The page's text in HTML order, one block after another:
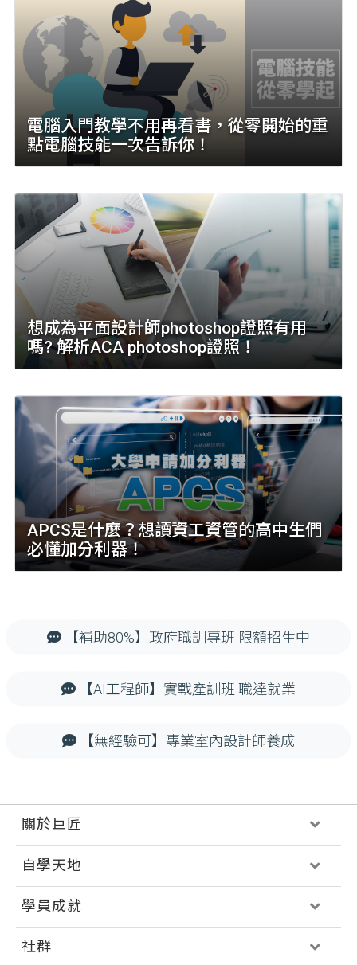
電腦入門教學不用再看書，從零開始的重
點電腦技能一次告訴你！
想成為平面設計師photoshop證照有用
嗎? 解析ACA photoshop證照！
APCS是什麼？想讀資工資管的高中生們
必懂加分利器！
【補助80%】政府職訓專班 限額招生中
【AI工程師】實戰產訓班 職達就業
【無經驗可】專業室內設計師養成
關於巨匠
自學天地
學員成就
社群